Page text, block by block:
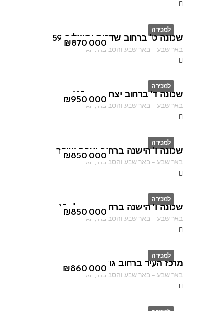
למכירה
ID
₪870.000
שכונה ט' ברחוב שדרות ירושלים 59
באר שבע–באר שבע והסביבה ,
AF
למכירה
ID
₪950.000
שכונה ד' ברחוב יצחק רגר 183
באר שבע–באר שבע והסביבה ,
AF
למכירה
ID
₪850.000
שכונה ו' הישנה ברחוב יצחק שיפר
באר שבע–באר שבע והסביבה ,
AF
למכירה
ID
₪850.000
שכונה ו' הישנה ברחוב ברנפלד 15
באר שבע–באר שבע והסביבה ,
AF
למכירה
ID
₪860.000
מרכז העיר ברחוב גורדון
באר שבע–באר שבע והסביבה ,
AF